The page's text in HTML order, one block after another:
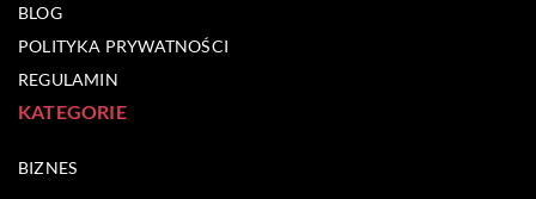
BLOG
POLITYKA PRYWATNOŚCI
REGULAMIN
KATEGORIE
BIZNES